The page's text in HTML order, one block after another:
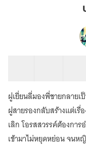
ฝูเยี่ยนลี่มองพี่ชายกลาย
ฝูสายรองกลับสร้างแต่เรื่
เลิก โอรสสวรรค์ต้องกา
เข้ามาไม่หยุดหย่อน จนห